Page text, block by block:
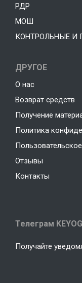
РДР
МОШ
КОНТРОЛЬНЫЕ И
ДРУГОЕ
О нас
Возврат средств
Получение
Политика
Отзывы
Контакты
Телеграм
Получайте